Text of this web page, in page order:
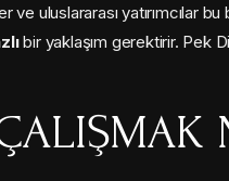
uluslararası yatırımcılar bu
bir yaklaşım gerektirir. Pek